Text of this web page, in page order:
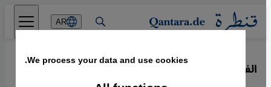
Direkt zum Inhalt springen
AR
الفنَّانة الإيرانية مرجان ساترابي:·
19.10.2011
We process your data and use cookies.